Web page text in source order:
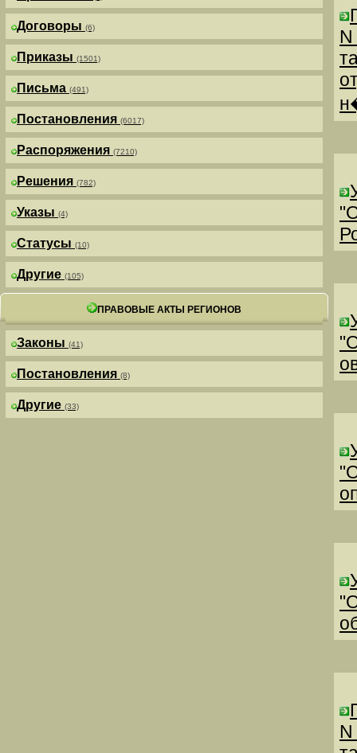
Договоры (6)
Приказы (1501)
Письма (491)
Постановления (6017)
Распоряжения (7210)
Решения (782)
Указы (4)
Статусы (10)
Другие (105)
ПРАВОВЫЕ АКТЫ РЕГИОНОВ
Законы (41)
Постановления (8)
Другие (33)